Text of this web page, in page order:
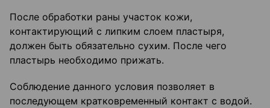
После обработки раны участок кожи,
контактирующий с липким слоем пластыря,
должен быть обязательно сухим. После чего
пластырь необходимо прижать.
Соблюдение данного условия позволяет в
последующем кратковременный контакт с водой.